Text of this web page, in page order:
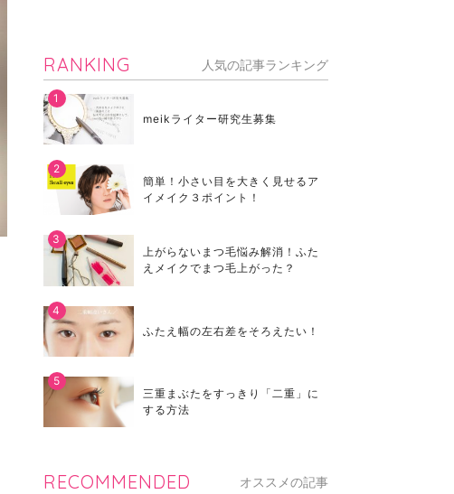
RANKING 人気の記事ランキング
meikライター研究生募集
簡単！小さい目を大きく見せるア
イメイク３ポイント！
上がらないまつ毛悩み解消！ふた
えメイクでまつ毛上がった？
ふたえ幅の左右差をそろえたい！
三重まぶたをすっきり「二重」に
する方法
RECOMMENDED オススメの記事